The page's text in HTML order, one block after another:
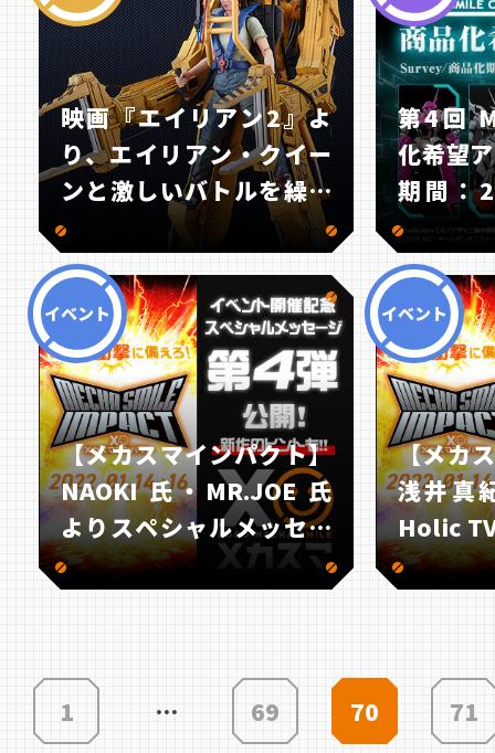
映画『エイリアン2』よ
り、エイリアン・クイー
ンと激しいバトルを繰り
広げた「パワーローダ
ー」が1/12スケールのプ
ラスチックモデルで登
場！
第4回
化希望
期間：
（月）
で！
イベント
【メカスマインパクト】
NAOKI 氏・MR.JOE 氏
よりスペシャルメッセー
ジ到着！！
イベント
【メカ
浅井真
Holic
ペシャ
着！！
投
稿
1 … 69 70 71